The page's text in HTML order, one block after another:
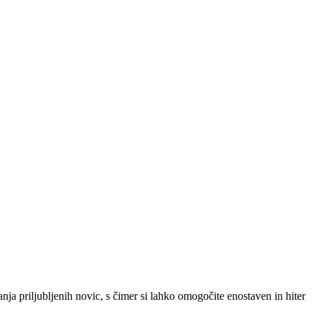
priljubljenih novic, s čimer si lahko omogočite enostaven in hiter